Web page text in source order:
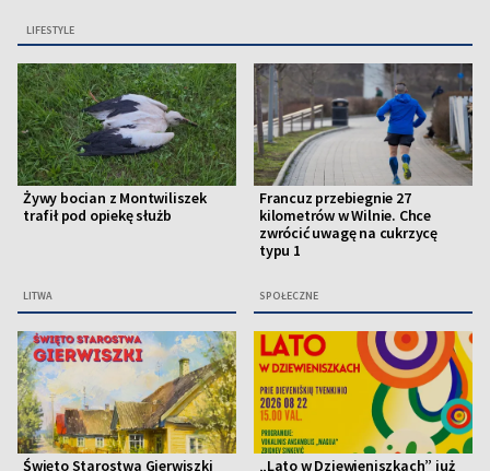
LIFESTYLE
Żywy bocian z Montwiliszek
trafił pod opiekę służb
LITWA
Francuz przebiegnie 27
kilometrów w Wilnie. Chce
zwrócić uwagę na cukrzycę
typu 1
SPOŁECZNE
Święto Starostwa Gierwiszki
„Lato w Dziewieniszkach” już